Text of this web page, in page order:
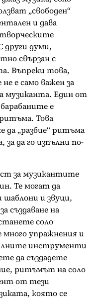
„свободен“
и дава
други думи,
свързан с
Въпреки това,
е само важен за
музиканта. Един от
е
Това
да „разбие“ ритъма
за да го изпълни по-
за музикантите
Те могат да
и звуци,
създаване на
соло
упражнения и
инструменти
да създадете
ритъмът на соло
от тези
която се